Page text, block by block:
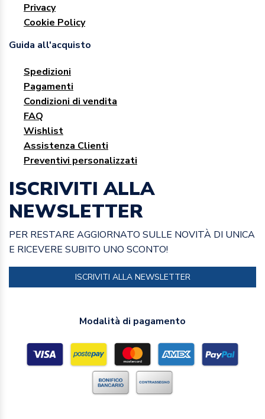
Privacy
Cookie Policy
Guida all'acquisto
Spedizioni
Pagamenti
Condizioni di vendita
FAQ
Wishlist
Assistenza Clienti
Preventivi personalizzati
ISCRIVITI ALLA
NEWSLETTER
PER RESTARE AGGIORNATO SULLE NOVITÀ DI UNICA
E RICEVERE SUBITO UNO SCONTO!
ISCRIVITI ALLA NEWSLETTER
Modalità di pagamento